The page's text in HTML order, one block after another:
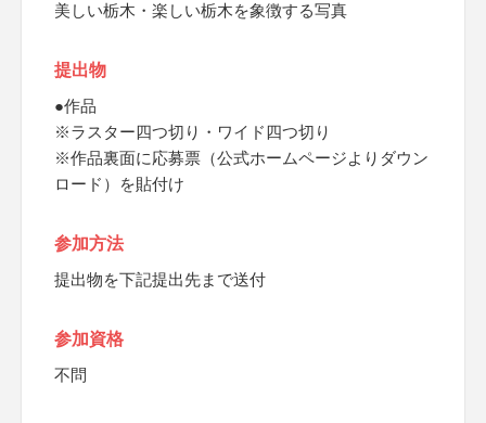
美しい栃木・楽しい栃木を象徴する写真
提出物
●作品
※ラスター四つ切り・ワイド四つ切り
※作品裏面に応募票（公式ホームページよりダウン
ロード）を貼付け
参加方法
提出物を下記提出先まで送付
参加資格
不問